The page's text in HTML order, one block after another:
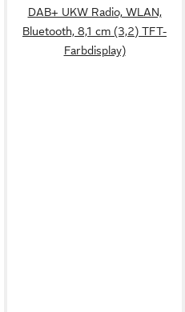
DAB+ UKW Radio, WLAN,
Bluetooth, 8,1 cm (3,2) TFT-
Farbdisplay)